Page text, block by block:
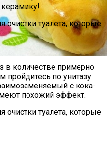
«Поросята»
керамику!
в количестве примерно
пройдитесь по унитазу
с кока-
похожий эффект.